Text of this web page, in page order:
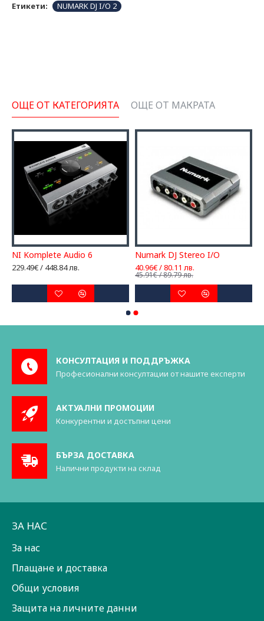
Етикети: NUMARK DJ I/O 2
ОЩЕ ОТ КАТЕГОРИЯТА ОЩЕ ОТ МАКРАТА
NI Komplete Audio 6
229.49€ / 448.84 лв.
Numark DJ Stereo I/O
40.96€ / 80.11 лв.
45.91€ / 89.79 лв.
КОНСУЛТАЦИЯ И ПОДДРЪЖКА
Професионални консултации от нашите експерти
АКТУАЛНИ ПРОМОЦИИ
Конкурентни и достъпни цени
БЪРЗА ДОСТАВКА
Налични продукти на склад
ЗА НАС
За нас
Плащане и доставка
Общи условия
Защита на личните данни